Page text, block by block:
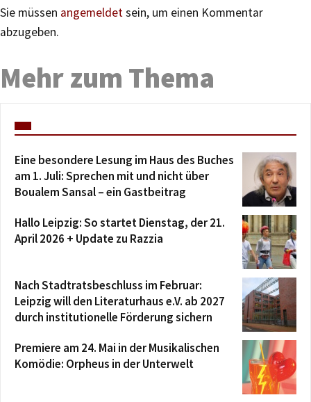
Sie müssen angemeldetsein, um einen Kommentar
abzugeben.
Mehr zum Thema
Eine besondere Lesung im Haus des Buches
am 1. Juli: Sprechen mit und nicht über
Boualem Sansal – ein Gastbeitrag
Hallo Leipzig: So startet Dienstag, der 21.
April 2026 + Update zu Razzia
Nach Stadtratsbeschluss im Februar:
Leipzig will den Literaturhaus e.V. ab 2027
durch institutionelle Förderung sichern
Premiere am 24. Mai in der Musikalischen
Komödie: Orpheus in der Unterwelt